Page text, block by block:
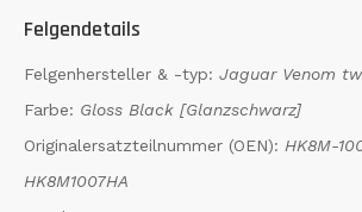
Felgendetails
Felgenhersteller & -typ: Jaguar Venom
Farbe: Gloss Black [Glanzschwarz]
Originalersatzteilnummer (OEN): HK8M-
HK8M1007HA